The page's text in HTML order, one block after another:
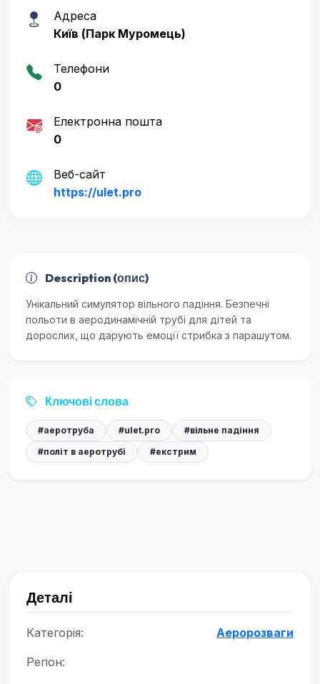
Адреса
Київ (Парк Муромець)
Телефони
0
Електронна пошта
0
Веб-сайт
https://ulet.pro
Description (опис)
Унікальний симулятор вільного падіння. Безпечні
польоти в аеродинамічній трубі для дітей та
дорослих, що дарують емоції стрибка з парашутом.
Ключові слова
#аеротруба #ulet.pro
#вільне падіння
#політ в аеротрубі
#екстрим
Деталі
Категорія: Аеророзваги
Регіон: